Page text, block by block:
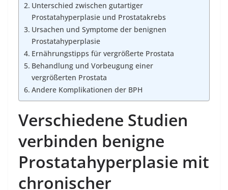
Unterschied zwischen gutartiger
Prostatahyperplasie und Prostatakrebs
Ursachen und Symptome der benignen
Prostatahyperplasie
Ernährungstipps für vergrößerte Prostata
Behandlung und Vorbeugung einer
vergrößerten Prostata
Andere Komplikationen der BPH
Verschiedene Studien
verbinden benigne
Prostatahyperplasie mit
chronischer